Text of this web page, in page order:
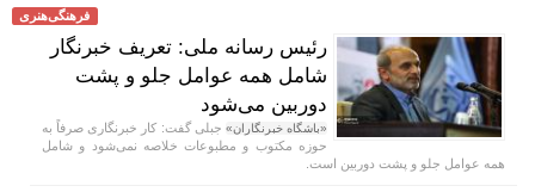
فرهنگی‌هنری
رئیس رسانه ملی: تعریف خبرنگار
شامل همه عوامل جلو و پشت
دوربین می‌شود
«باشگاه خبرنگاران» جبلی گفت: کار خبرنگاری صرفاً به
حوزه مکتوب و مطبوعات خلاصه نمی‌شود و شامل
همه عوامل جلو و پشت دوربین است.